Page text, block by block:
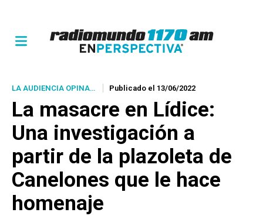
LA AUDIENCIA OPINA… Publicado el 13/06/2022
La masacre en Lídice:
Una investigación a
partir de la plazoleta de
Canelones que le hace
homenaje